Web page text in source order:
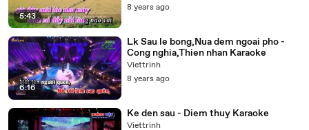
5:43
8 years ago
6:16
Lk Sau le bong,Nua dem ngoai pho -
Cong nghia,Thien nhan Karaoke
Viettrinh
8 years ago
Ke den sau - Diem thuy Karaoke
Viettrinh